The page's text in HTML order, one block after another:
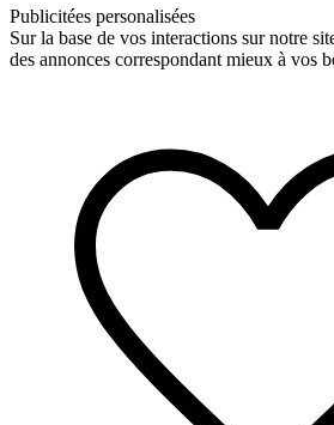
Publicitées personalisées
Sur la base de vos interactions sur notre
des annonces correspondant mieux à vos